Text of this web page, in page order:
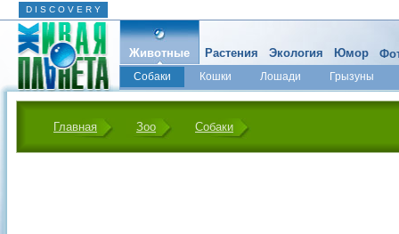
D I S C O V E R Y
Животные
Собаки Кошки Лошади
Грызуны
Микромир
Растения Экология Юмор
Главная Зоо Собаки